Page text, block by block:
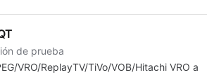
de prueba
VRO/ReplayTV/TiVo/VOB/Hitachi VRO a